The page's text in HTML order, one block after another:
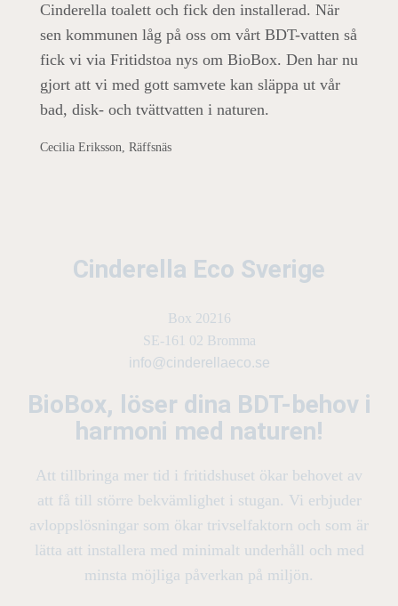
Cinderella toalett och fick den installerad. När
sen kommunen låg på oss om vårt BDT-vatten så
fick vi via Fritidstoa nys om BioBox. Den har nu
gjort att vi med gott samvete kan släppa ut vår
bad, disk- och tvättvatten i naturen.
Cecilia Eriksson, Räffsnäs
Cinderella Eco Sverige
Box 20216
SE-161 02 Bromma
info@cinderellaeco.se
BioBox, löser dina BDT-behov i
harmoni med naturen!
Att tillbringa mer tid i fritidshuset ökar behovet av
att få till större bekvämlighet i stugan. Vi erbjuder
avloppslösningar som ökar trivselfaktorn och som är
lätta att installera med minimalt underhåll och med
minsta möjliga påverkan på miljön.